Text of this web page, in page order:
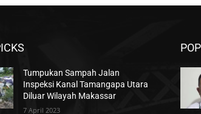
Tumpukan Sampah Jalan
Inspeksi Kanal Tamangapa Utara
Diluar Wilayah Makassar
7 April 2023